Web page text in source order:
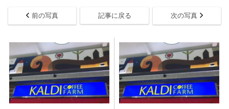
前の写真 記事に戻る 次の写真